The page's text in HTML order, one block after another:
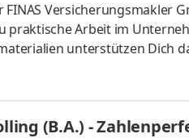
Versicherungsmakler
praktische Arbeit im
unterstützen Dich
verstehen, wie
starte Dein duales
die passenden
(B.A.) -